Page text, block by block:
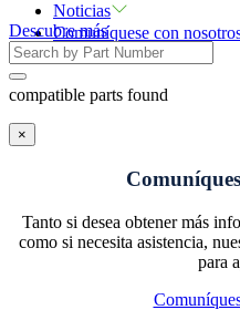
Noticias
Comuníquese con
Descubre más
compatible parts found
×
Tanto si desea obtener más
como si necesita asistencia,
para